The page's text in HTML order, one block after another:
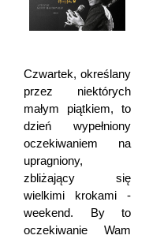
Czwartek, określany
przez niektórych
małym piątkiem, to
dzień wypełniony
oczekiwaniem na
upragniony,
zbliżający się
wielkimi krokami -
weekend. By to
oczekiwanie Wam